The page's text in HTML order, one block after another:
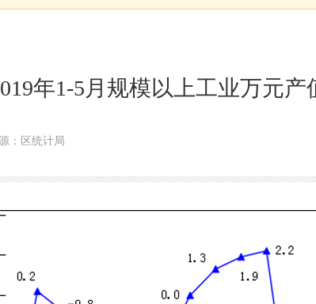
年1-5月规模以上工业万元产
：区统计局